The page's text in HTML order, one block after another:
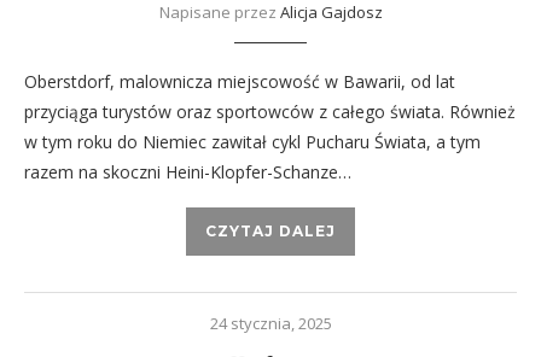
Napisane przez Alicja Gajdosz
Oberstdorf, malownicza miejscowość w Bawarii, od lat
przyciąga turystów oraz sportowców z całego świata. Również
w tym roku do Niemiec zawitał cykl Pucharu Świata, a tym
razem na skoczni Heini-Klopfer-Schanze…
CZYTAJ DALEJ
24 stycznia, 2025